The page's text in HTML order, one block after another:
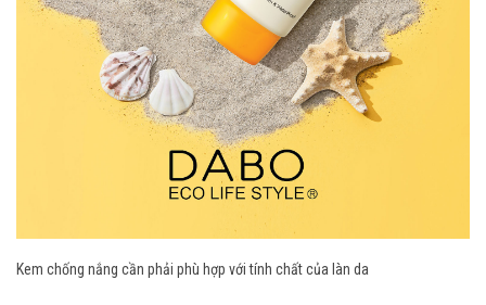
Kem chống nắng cần phải phù hợp với tính chất của làn da